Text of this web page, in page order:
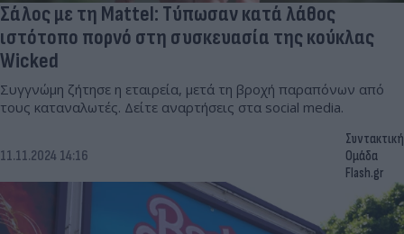
Σάλος με τη Mattel: Τύπωσαν κατά λάθος
ιστότοπο πορνό στη συσκευασία της κούκλας
Wicked
Συγγνώμη ζήτησε η εταιρεία, μετά τη βροχή παραπόνων από
τους καταναλωτές. Δείτε αναρτήσεις στα social media.
11.11.2024 14:16
Συντακτική
Ομάδα
Flash.gr